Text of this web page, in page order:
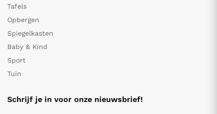
Tafels
Opbergen
Spiegelkasten
Baby & Kind
Sport
Tuin
Schrijf je in voor onze nieuwsbrief!